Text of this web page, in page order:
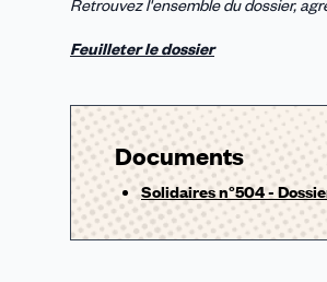
Feuilleter le dossier
Documents
Solidaires n°504 -